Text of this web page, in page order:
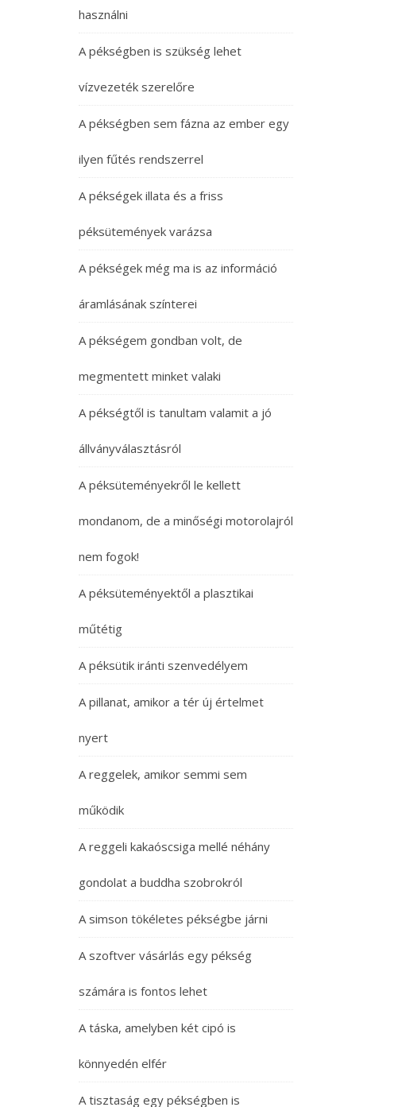
használni
A pékségben is szükség lehet
vízvezeték szerelőre
A pékségben sem fázna az ember egy
ilyen fűtés rendszerrel
A pékségek illata és a friss
péksütemények varázsa
A pékségek még ma is az információ
áramlásának színterei
A pékségem gondban volt, de
megmentett minket valaki
A pékségtől is tanultam valamit a jó
állványválasztásról
A péksüteményekről le kellett
mondanom, de a minőségi motorolajról
nem fogok!
A péksüteményektől a plasztikai
műtétig
A péksütik iránti szenvedélyem
A pillanat, amikor a tér új értelmet
nyert
A reggelek, amikor semmi sem
működik
A reggeli kakaóscsiga mellé néhány
gondolat a buddha szobrokról
A simson tökéletes pékségbe járni
A szoftver vásárlás egy pékség
számára is fontos lehet
A táska, amelyben két cipó is
könnyedén elfér
A tisztaság egy pékségben is